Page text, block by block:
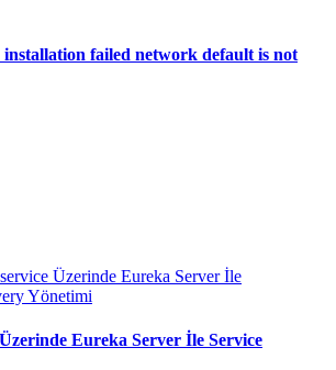
failed network default is not
Eureka Server İle Service